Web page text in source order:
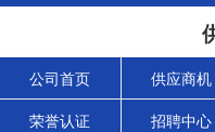
公司首页 供应商机
荣誉认证 招聘中心